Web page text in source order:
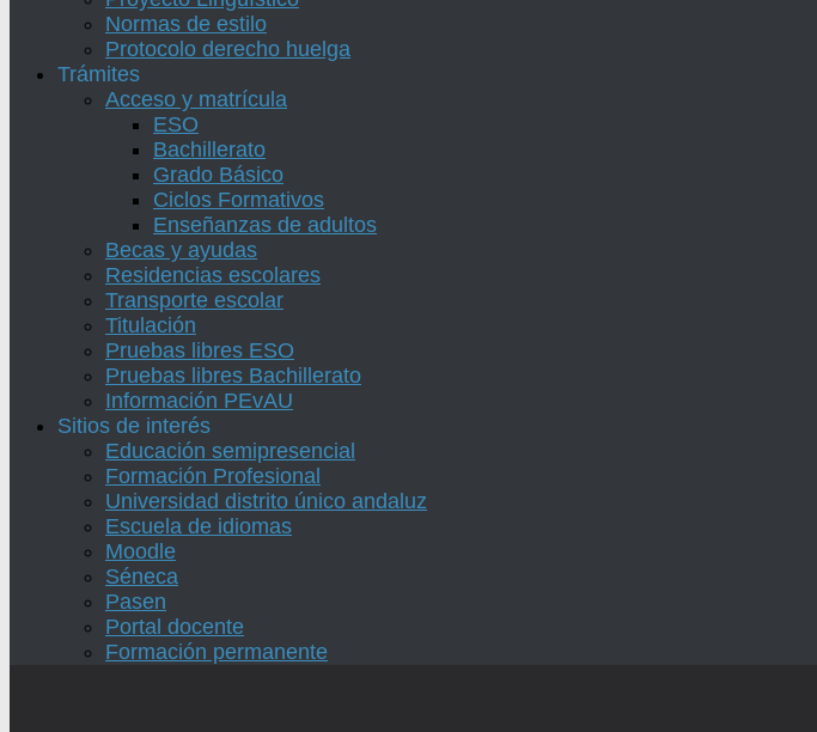
Normas de estilo
Protocolo derecho huelga
Trámites
Acceso y matrícula
ESO
Bachillerato
Grado Básico
Ciclos Formativos
Enseñanzas de adultos
Becas y ayudas
Residencias escolares
Transporte escolar
Titulación
Pruebas libres ESO
Pruebas libres Bachillerato
Información PEvAU
Sitios de interés
Educación semipresencial
Formación Profesional
Universidad distrito único andaluz
Escuela de idiomas
Moodle
Séneca
Pasen
Portal docente
Formación permanente